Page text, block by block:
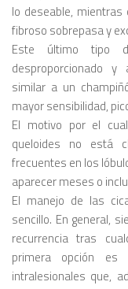
lo deseable,
fibroso sobrepasa y
Este último tipo
desproporcionado y
similar a un
mayor sensibilidad,
El motivo por el
queloides no está
frecuentes en los
aparecer meses o
El manejo de las
sencillo. En general,
recurrencia tras
primera opción es
intralesionales que,